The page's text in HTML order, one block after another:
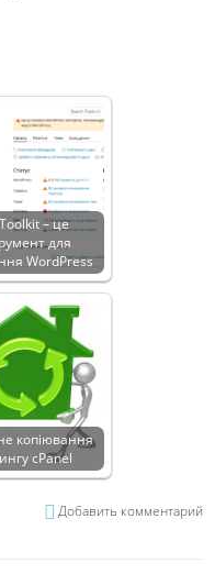
– це
для
WordPress
копіювання
cPanel
Добавить комментарий